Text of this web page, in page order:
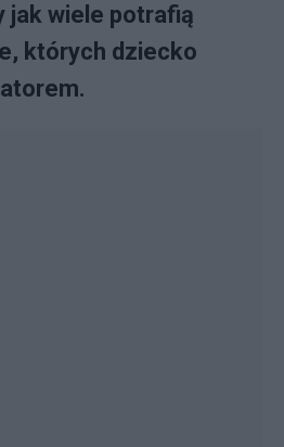
jak wiele potrafią
których dziecko